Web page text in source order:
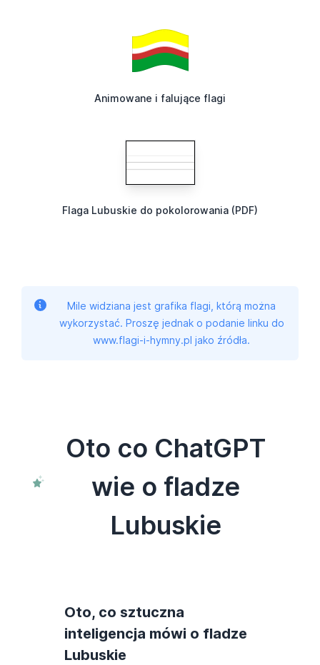
Animowane i falujące flagi
Flaga Lubuskie do pokolorowania (PDF)
Mile widziana jest grafika flagi, którą można
wykorzystać. Proszę jednak o podanie linku do
www.flagi-i-hymny.pl jako źródła.
Oto co ChatGPT
wie o fladze
Lubuskie
Oto, co sztuczna
inteligencja mówi o fladze
Lubuskie